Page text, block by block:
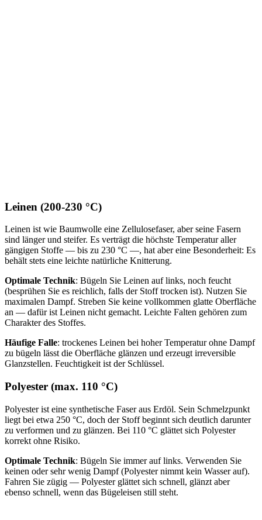
Leinen (200-230 °C)
Leinen ist wie Baumwolle eine Zellulosefaser, aber seine Fasern
sind länger und steifer. Es verträgt die höchste Temperatur aller
gängigen Stoffe — bis zu 230 °C —, hat aber eine Besonderheit: Es
behält stets eine leichte natürliche Knitterung.
Optimale Technik: Bügeln Sie Leinen auf links, noch feucht
(besprühen Sie es reichlich, falls der Stoff trocken ist). Nutzen Sie
maximalen Dampf. Streben Sie keine vollkommen glatte Oberfläche
an — dafür ist Leinen nicht gemacht. Leichte Falten gehören zum
Charakter des Stoffes.
Häufige Falle: trockenes Leinen bei hoher Temperatur ohne Dampf
zu bügeln lässt die Oberfläche glänzen und erzeugt irreversible
Glanzstellen. Feuchtigkeit ist der Schlüssel.
Polyester (max. 110 °C)
Polyester ist eine synthetische Faser aus Erdöl. Sein Schmelzpunkt
liegt bei etwa 250 °C, doch der Stoff beginnt sich deutlich darunter
zu verformen und zu glänzen. Bei 110 °C glättet sich Polyester
korrekt ohne Risiko.
Optimale Technik: Bügeln Sie immer auf links. Verwenden Sie
keinen oder sehr wenig Dampf (Polyester nimmt kein Wasser auf).
Fahren Sie zügig — Polyester glättet sich schnell, glänzt aber
ebenso schnell, wenn das Bügeleisen still steht.